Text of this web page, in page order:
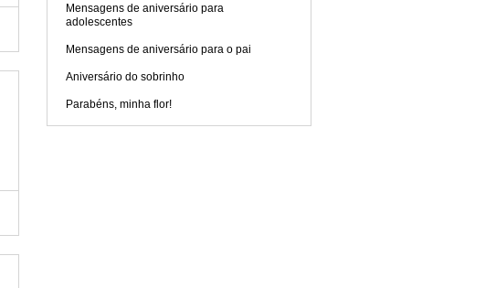
Mensagens de aniversário para
adolescentes
Mensagens de aniversário para o pai
Aniversário do sobrinho
Parabéns, minha flor!